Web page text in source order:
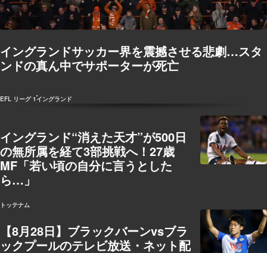
イングランドサッカー界を震撼させる悲劇…スタ
ンドの真ん中でサポーターが死亡
EFL リーグ 1イングランド
イングランド“消えた天才”が500日
の無所属を経て3部挑戦へ！27歳
MF「若い頃の自分に言うとした
ら…」
トッテナム
【8月28日】ブラックバーンvsブラ
ックプールのテレビ放送・ネット配